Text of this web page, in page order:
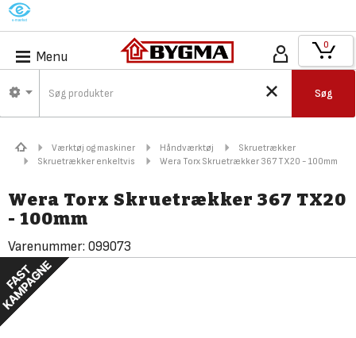
M
Menu
Søg
0
Værktøj og maskiner Håndværktøj
Skruetrækker
Skruetrækker enkeltvis
Wera Torx Skruetrækker 367 TX20 - 100mm
Wera Torx Skruetrækker 367 TX20
- 100mm
Varenummer: 099073